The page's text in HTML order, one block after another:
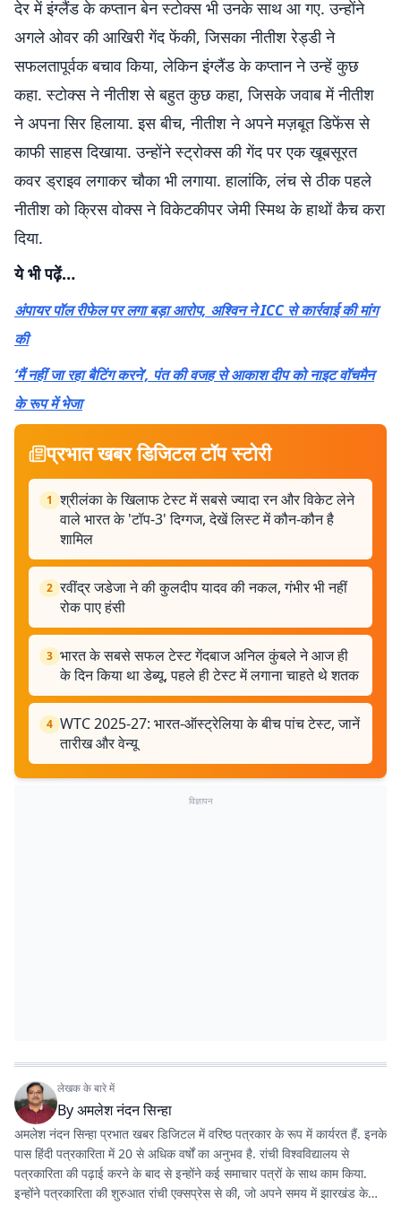
देर में इंग्लैंड के कप्तान बेन स्टोक्स भी उनके साथ आ गए. उन्होंने
अगले ओवर की आखिरी गेंद फेंकी, जिसका नीतीश रेड्डी ने
सफलतापूर्वक बचाव किया, लेकिन इंग्लैंड के कप्तान ने उन्हें कुछ
कहा. स्टोक्स ने नीतीश से बहुत कुछ कहा, जिसके जवाब में नीतीश
ने अपना सिर हिलाया. इस बीच, नीतीश ने अपने मज़बूत डिफेंस से
काफी साहस दिखाया. उन्होंने स्ट्रोक्स की गेंद पर एक खूबसूरत
कवर ड्राइव लगाकर चौका भी लगाया. हालांकि, लंच से ठीक पहले
नीतीश को क्रिस वोक्स ने विकेटकीपर जेमी स्मिथ के हाथों कैच करा
दिया.
ये भी पढ़ें…
अंपायर पॉल रीफेल पर लगा बड़ा आरोप, अश्विन ने ICC से कार्रवाई की मांग
की
‘मैं नहीं जा रहा बैटिंग करने’, पंत की वजह से आकाश दीप को नाइट वॉचमैन
के रूप में भेजा
प्रभात खबर डिजिटल टॉप स्टोरी
1 श्रीलंका के खिलाफ टेस्ट में सबसे ज्यादा रन और विकेट लेने
वाले भारत के 'टॉप-3' दिग्गज, देखें लिस्ट में कौन-कौन है
शामिल
2 रवींद्र जडेजा ने की कुलदीप यादव की नकल, गंभीर भी नहीं
रोक पाए हंसी
3 भारत के सबसे सफल टेस्ट गेंदबाज अनिल कुंबले ने आज ही
के दिन किया था डेब्यू, पहले ही टेस्ट में लगाना चाहते थे शतक
4 WTC 2025-27: भारत-ऑस्ट्रेलिया के बीच पांच टेस्ट, जानें
तारीख और वेन्यू
विज्ञापन
लेखक के बारे में
Byअमलेश नंदन सिन्हा
अमलेश नंदन सिन्हा प्रभात खबर डिजिटल में वरिष्ठ पत्रकार के रूप में कार्यरत हैं. इनके
पास हिंदी पत्रकारिता में 20 से अधिक वर्षों का अनुभव है. रांची विश्वविद्यालय से
पत्रकारिता की पढ़ाई करने के बाद से इन्होंने कई समाचार पत्रों के साथ काम किया.
इन्होंने पत्रकारिता की शुरुआत रांची एक्सप्रेस से की, जो अपने समय में झारखंड के